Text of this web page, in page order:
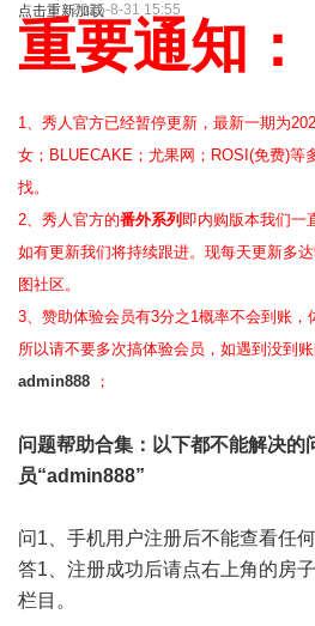
点击重新加载2025-8-31 15:55
重要通知：
1、秀人官方已经暂停更新，最新一期为
女；BLUECAKE；尤果网；ROSI(免费)等
找。
2、 秀人官方的番外系列 即内购版本我们一
如有更新我们将持续跟进。现每天更新多
图社区。
3、赞助体验会员有3分之1概率不会到账，
所以请不要多次搞体验会员，如遇到没到
admin888 ；
问题帮助合集 ：以下都不能解决的
员“admin888”
问1、手机用户注册后不能查看任何
答1、注册成功后请点右上角的房
栏目。